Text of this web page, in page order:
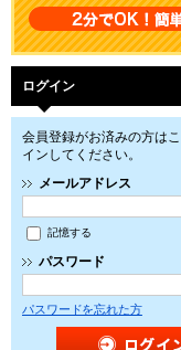
ログイン
会員登録がお済みの方は
インしてください。
メールアドレス
記憶する
パスワード
パスワードを忘れた方